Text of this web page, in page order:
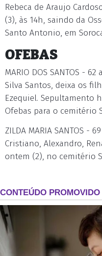
Rebeca de Araujo
(3), às 14h, saindo da
Santo Antonio, em
OFEBAS
MARIO DOS SANTOS -
Silva Santos, deixa os
Ezequiel. Sepultamento
Ofebas para o cemitério
ZILDA MARIA SANTOS -
Cristiano, Alexandro,
ontem (2), no cemitério